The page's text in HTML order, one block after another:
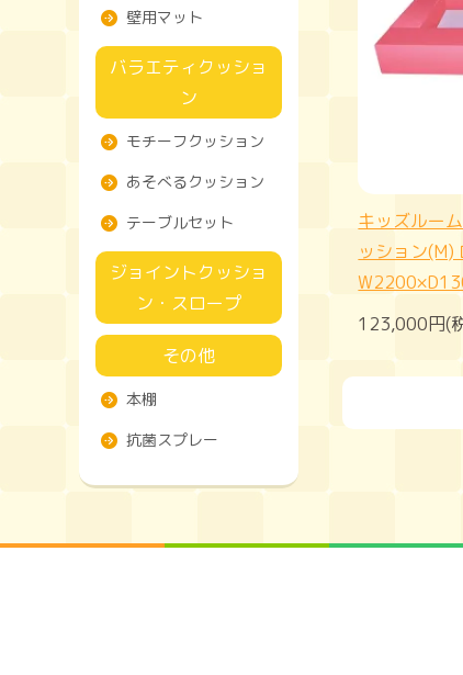
キッズルー
ッション(M)
123,000円(
壁用マット
バラエティクッショ
ン
モチーフクッション
あそべるクッション
テーブルセット
ジョイントクッショ
ン・スロープ
その他
本棚
抗菌スプレー